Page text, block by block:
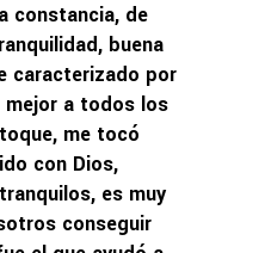
constancia, de
buena
caracterizado por
mejor a todos los
me tocó
con Dios,
es muy
conseguir